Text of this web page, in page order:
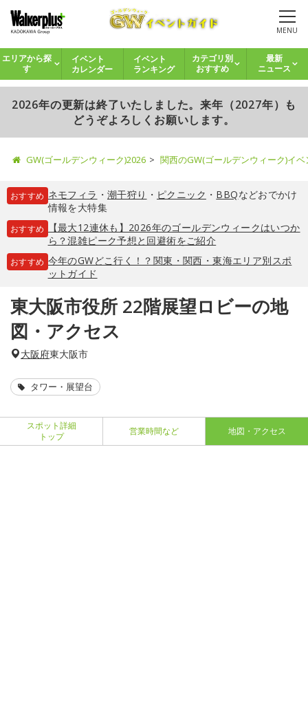
MENU
エリアから探
す
イベント
カレンダー
イベント
ランキング
カテゴリ別
おすすめ
最新
ニュース
2026年の更新は終了いたしました。来年（2027年）も
どうぞよろしくお願いします。
GW(ゴールデンウィーク)2026 関西のGW(ゴールデンウィーク)イ
おすすめ ネモフィラ ・ 潮干狩り ・ ピクニック ・ BBQなどおでかけ
情報を大特集
おすすめ
【最大12連休も】2026年のゴールデンウィークはいつか
ら？混雑ピーク予想と回避術をご紹介
おすすめ 今年のGWどこ行く！？関東・関西・東海エリア別スポ
ットガイド
東大阪市役所 22階展望ロビーの地
図・アクセス
大阪府東大阪市
タワー・展望台
スポット詳細
トップ
営業時間など 地図・アクセス